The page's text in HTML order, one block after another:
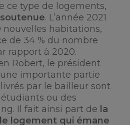
ce type de logements,
. L’année 2021
nouvelles habitations,
de 34 % du nombre
rapport à 2020.
Robert, le président
importante partie
par le bailleur sont
ou des
Il fait ainsi part de la
logement qui émane